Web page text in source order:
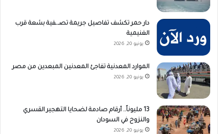
دار حمر تكشف تفاصيل جريمة تصـ.ـفية بشعة قرب
الغنيمية
يونيو 20, 2026
الموارد المعدنية تفاجئ المعدنين المبعدين من مصر
يونيو 20, 2026
13 مليوناً.. أرقام صادمة لضحايا التهجير القسري
والنزوح في السودان
يونيو 20, 2026